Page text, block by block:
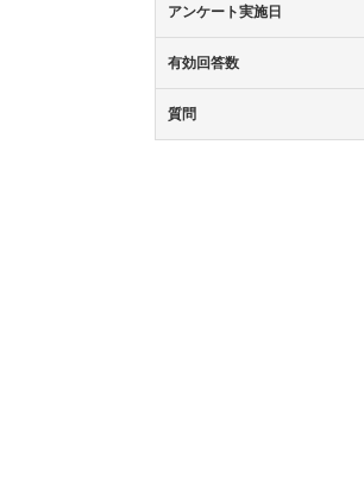
アンケート実施日
有効回答数
質問